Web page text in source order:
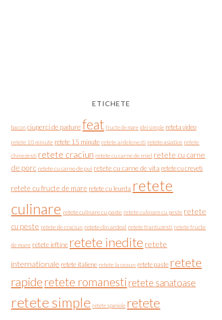
ETICHETE
bacon ciuperci de padure feat fructe de mare idei simple reteta video
retete 10 minute retete 15 minute retete ardelenesti retete asiatice retete
chinezesti retete craciun retete cu carne de miel retete cu carne
de porc retete cu carne de pui retete cu carne de vita retete cu creveti
retete cu fructe de mare retete cu leurda retete
culinare retete culinare cu paste retete culinare cu peste retete
cu peste retete de craciun retete din ardeal retete frantuzesti retete fructe
de mare retete ieftine retete inedite retete
internationale retete italiene retete la ceaun retete paste retete
rapideretete romanesti retete sanatoase
retete simple retete spaniole retete